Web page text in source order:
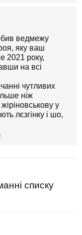
ведмежу
яку ваш
2021 року,
на всі
чутливих
ніж
у
лєзгінку і шо,
списку